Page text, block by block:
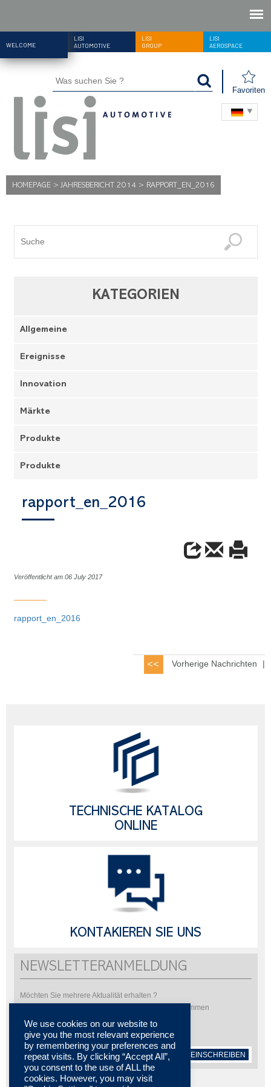
WELCOME
LISI
AUTOMOTIVE
LISI
GROUP
LISI
AEROSPACE
Favoriten
HOMEPAGE >JAHRESBERICHT 2014 > RAPPORT_EN_2016
KATEGORIEN
Allgemeine
Ereignisse
Innovation
Märkte
Produkte
Produkte
rapport_en_2016
Veröffentlicht am 06 July 2017
rapport_en_2016
Vorherige Nachrichten |
TECHNISCHE KATALOG
ONLINE
KONTAKIEREN SIE UNS
NEWSLETTERANMELDUNG
Möchten Sie mehrere Aktualität erhalten ?
Bitte abonnieren Sie um unsere Newsletter zu bekommen
EINSCHREIBEN
We use cookies on our website to
give you the most relevant experience
by remembering your preferences and
repeat visits. By clicking “Accept All”,
you consent to the use of ALL the
cookies. However, you may visit